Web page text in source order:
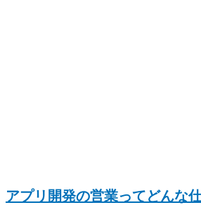
アプリ開発の営業ってどんな